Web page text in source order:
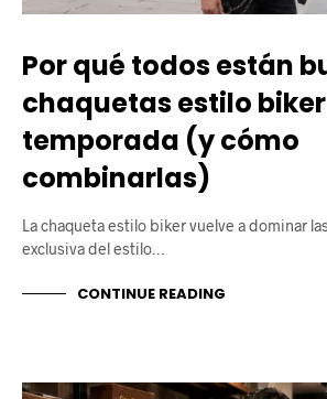
Por qué todos están
chaquetas estilo
temporada (y cómo
combinarlas)
La chaqueta estilo biker vuelve a dominar
exclusiva del estilo…
CONTINUE READING